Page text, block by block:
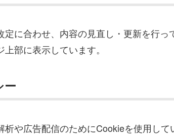
に合わせ、内容の見直し・更新を行っ
部に表示しています。
ー
や広告配信のためにCookieを使用して